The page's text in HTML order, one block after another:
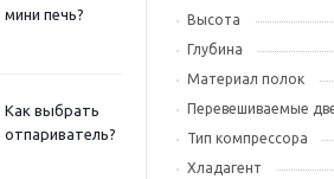
мини печь?
Как выбрать
отпариватель?
Высота
Глубина
Материал полок
Перевешиваемые
Тип компрессора
Хладагент